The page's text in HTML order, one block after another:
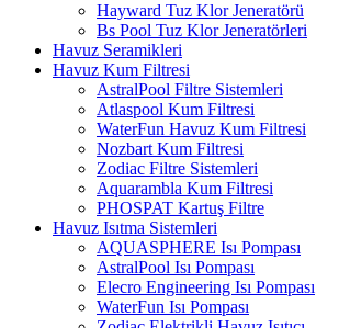
Hayward Tuz Klor Jeneratörü
Bs Pool Tuz Klor Jeneratörleri
Havuz Seramikleri
Havuz Kum Filtresi
AstralPool Filtre Sistemleri
Atlaspool Kum Filtresi
WaterFun Havuz Kum Filtresi
Nozbart Kum Filtresi
Zodiac Filtre Sistemleri
Aquarambla Kum Filtresi
PHOSPAT Kartuş Filtre
Havuz Isıtma Sistemleri
AQUASPHERE Isı Pompası
AstralPool Isı Pompası
Elecro Engineering Isı Pompası
WaterFun Isı Pompası